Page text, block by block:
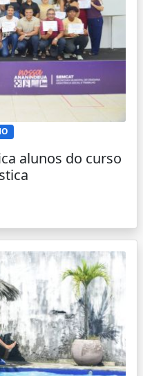
alunos do curso